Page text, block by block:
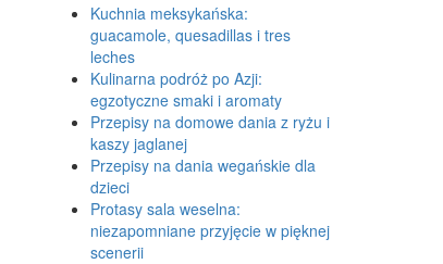
Kuchnia meksykańska:
guacamole, quesadillas i tres
leches
Kulinarna podróż po Azji:
egzotyczne smaki i aromaty
Przepisy na domowe dania z ryżu i
kaszy jaglanej
Przepisy na dania wegańskie dla
dzieci
Protasy sala weselna:
niezapomniane przyjęcie w pięknej
scenerii